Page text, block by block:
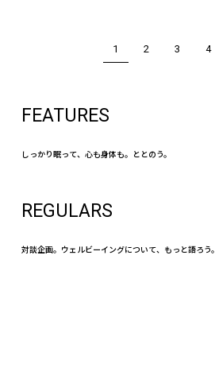
1 2 3 4
FEATURES
しっかり眠って、心も身体も。ととのう。
REGULARS
対談企画。ウェルビーイングについて、もっと語ろう。